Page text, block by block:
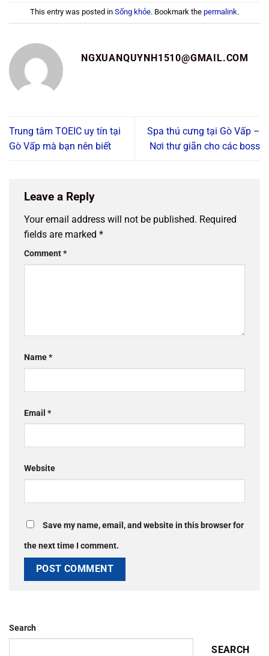
This entry was posted in Sống khỏe. Bookmark the permalink.
NGXUANQUYNH1510@GMAIL.COM
Trung tâm TOEIC uy tín tại
Gò Vấp mà bạn nên biết
Spa thú cưng tại Gò Vấp –
Nơi thư giãn cho các boss
Leave a Reply
Your email address will not be published. Required
fields are marked *
Comment*
Name*
Email *
Website
Save my name, email, and website in this browser for
the next time I comment.
Search
SEARCH